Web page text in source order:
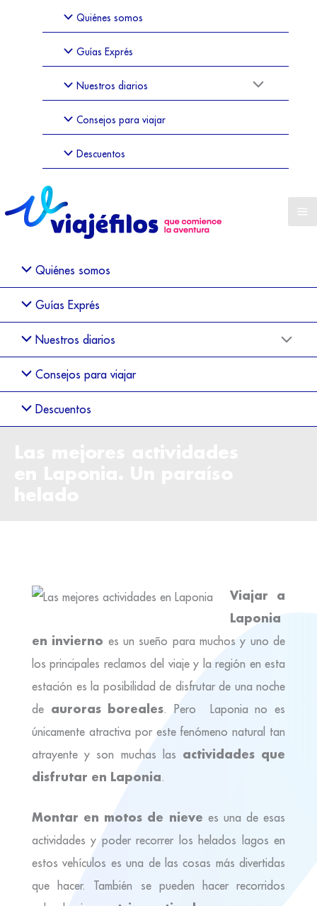
Quiénes somos
Guías Exprés
Nuestros diarios
Consejos para viajar
Descuentos
Quiénes somos
Guías Exprés
Nuestros diarios
Consejos para viajar
Descuentos
Viajar a
Laponia
en invierno es un sueño para muchos y uno de
los principales reclamos del viaje y la región en esta
estación es la posibilidad de disfrutar de una noche
de auroras boreales. Pero Laponia no es
únicamente atractiva por este fenómeno natural tan
atrayente y son muchas las actividades que
disfrutar en Laponia.
Montar en motos de nieve es una de esas
actividades y poder recorrer los helados lagos en
estos vehículos es una de las cosas más divertidas
que hacer. También se pueden hacer recorridos